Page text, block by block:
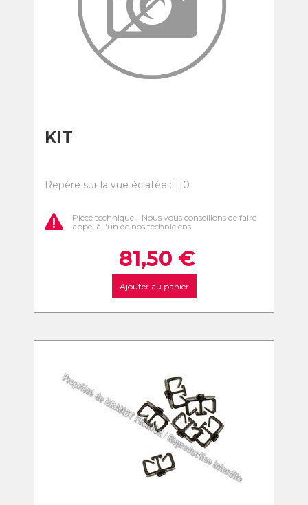
KIT
Repère sur la vue éclatée : 110
Pièce technique - Nous vous conseillons de faire
appel à l'un de nos techniciens
81,50 €
Ajouter au panier